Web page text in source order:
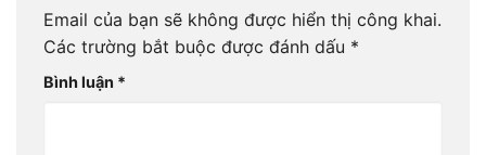
Email của bạn sẽ không được hiển thị công khai.
Các trường bắt buộc được đánh dấu *
Bình luận *